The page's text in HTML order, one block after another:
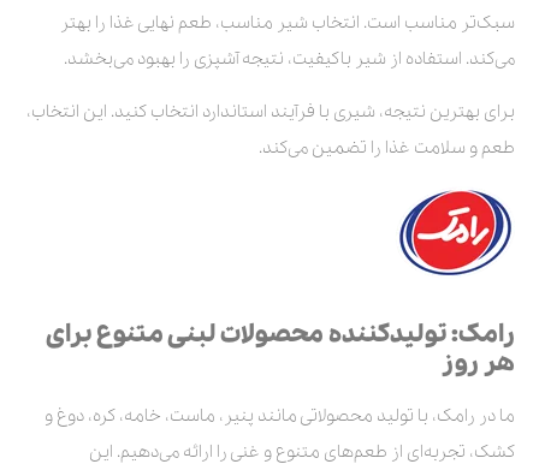
سبک‌تر مناسب است. انتخاب شیر مناسب، طعم نهایی غذا را بهتر
می‌کند. استفاده از شیر باکیفیت، نتیجه آشپزی را بهبود می‌بخشد.
برای بهترین نتیجه، شیری با فرآیند استاندارد انتخاب کنید. این انتخاب،
طعم و سلامت غذا را تضمین می‌کند.
رامک: تولیدکننده محصولات لبنی متنوع برای
هر روز
ما در رامک، با تولید محصولاتی مانند پنیر، ماست، خامه، کره، دوغ و
کشک، تجربه‌ای از طعم‌های متنوع و غنی را ارائه می‌دهیم. این